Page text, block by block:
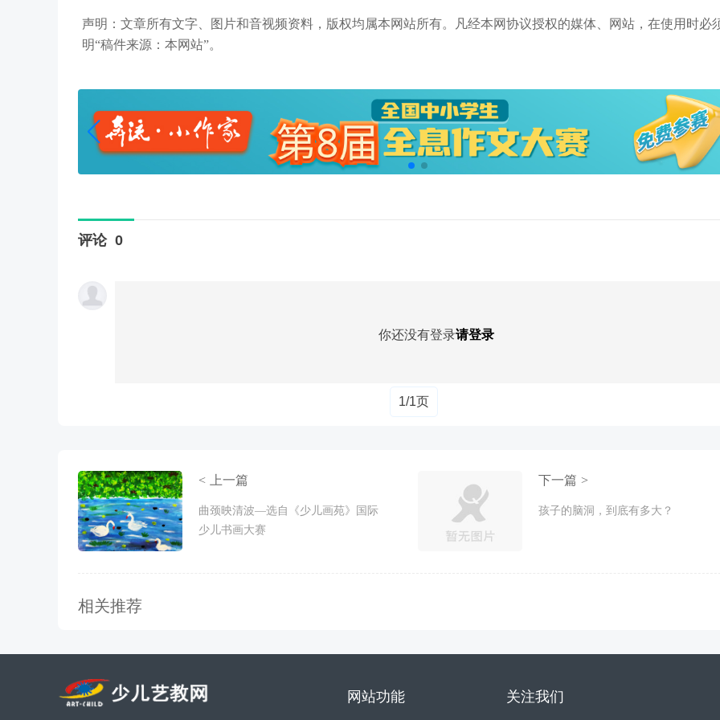
声明：文章所有文字、图片和音视频资料，版权均属本网站所有。凡经本网协议授权的媒体、网站，在使用时必
明“稿件来源：本网站”。
评论 0
你还没有登录请登录
1/1页
< 上一篇
曲颈映清波—选自《少儿画苑》国际
少儿书画大赛
下一篇 >
孩子的脑洞，到底有多大？
相关推荐
网站功能 关注我们